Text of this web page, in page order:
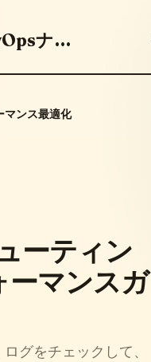
DevOpsツールとベストプラクティスの習得 - DevOpsナレッジハブ
マンス最適化
ーティン
ーマンスガ
グをチェックして、